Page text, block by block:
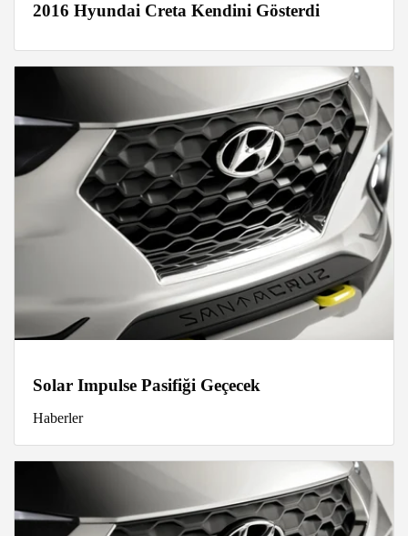
2016 Hyundai Creta Kendini Gösterdi
Solar Impulse Pasifiği Geçecek
Haberler